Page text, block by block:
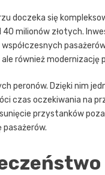
doczeka się
40 milionów złotych.
również
peronów. Dzięki nim
czas oczekiwania na
przystanków
pasażerów.